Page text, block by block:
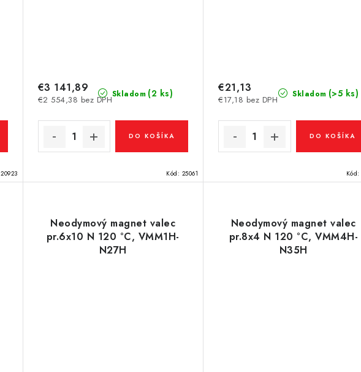
20923
Skladom (2 ks)
€2 554,38 bez DPH
€3 141,89
DO KOŠÍKA
Kód: 25061
Skladom (>5 ks)
€17,18 bez DPH
€21,13
DO KOŠÍKA
Kód:
Neodymový magnet valec
pr.6x10 N 120 °C, VMM1H-
N27H
Neodymový magnet valec
pr.8x4 N 120 °C, VMM4H-
N35H